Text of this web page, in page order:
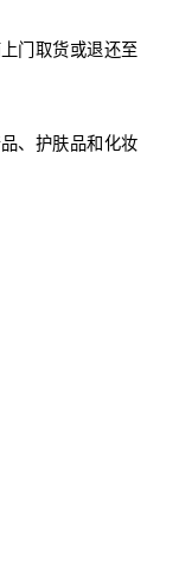
门取货或退还至
、护肤品和化妆